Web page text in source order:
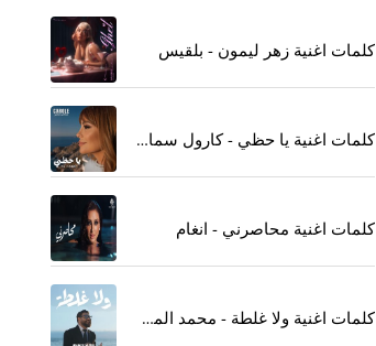
كلمات اغنية زهر ليمون - بلقيس
كلمات اغنية يا حظي - كارول سماحة
كلمات اغنية محاصرني - انغام
كلمات اغنية ولا غلطة - محمد المجذوب